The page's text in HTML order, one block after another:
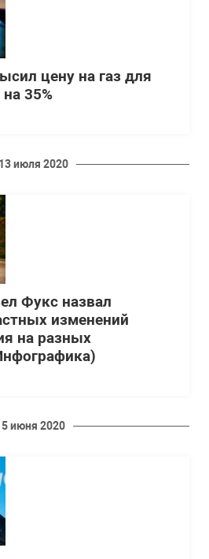
цену на газ для
35%
13 июля 2020
Фукс назвал
изменений
на разных
5 июня 2020